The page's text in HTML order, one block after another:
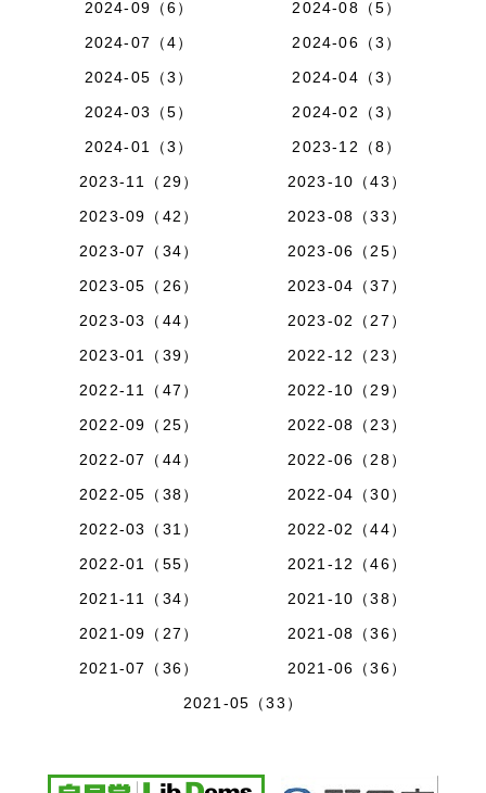
2024-09（6）
2024-08（5）
2024-07（4）
2024-06（3）
2024-05（3）
2024-04（3）
2024-03（5）
2024-02（3）
2024-01（3）
2023-12（8）
2023-11（29）
2023-10（43）
2023-09（42）
2023-08（33）
2023-07（34）
2023-06（25）
2023-05（26）
2023-04（37）
2023-03（44）
2023-02（27）
2023-01（39）
2022-12（23）
2022-11（47）
2022-10（29）
2022-09（25）
2022-08（23）
2022-07（44）
2022-06（28）
2022-05（38）
2022-04（30）
2022-03（31）
2022-02（44）
2022-01（55）
2021-12（46）
2021-11（34）
2021-10（38）
2021-09（27）
2021-08（36）
2021-07（36）
2021-06（36）
2021-05（33）